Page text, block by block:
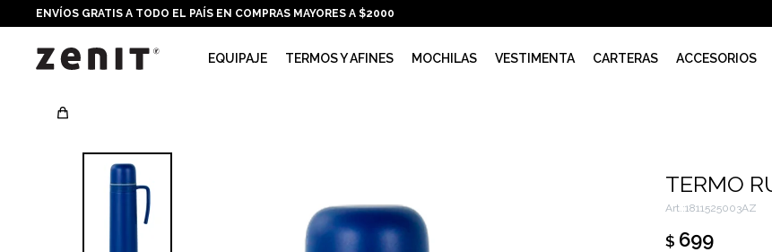
EQUIPAJE TERMOS Y AFINES MOCHILAS VESTIMENTA CARTERAS ACCESORIOS
ENVÍOS GRATIS A TODO EL PAÍS EN COMPRAS MAYORES A $2000
TERMO
1811525003AZ
$ 699